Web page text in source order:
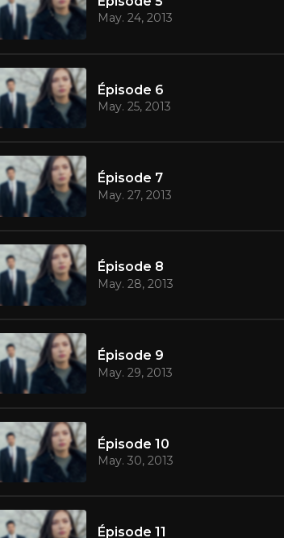
May. 24, 2013
Épisode 6
May. 25, 2013
Épisode 7
May. 27, 2013
Épisode 8
May. 28, 2013
Épisode 9
May. 29, 2013
Épisode 10
May. 30, 2013
Épisode 11